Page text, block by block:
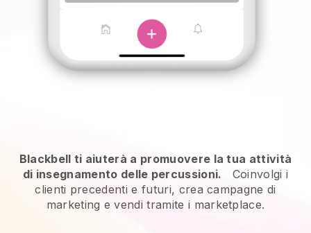
Blackbell ti aiuterà a promuovere la tua attività
di insegnamento delle percussioni.
Coinvolgi i
clienti precedenti e futuri, crea campagne di
marketing e vendi tramite i marketplace.